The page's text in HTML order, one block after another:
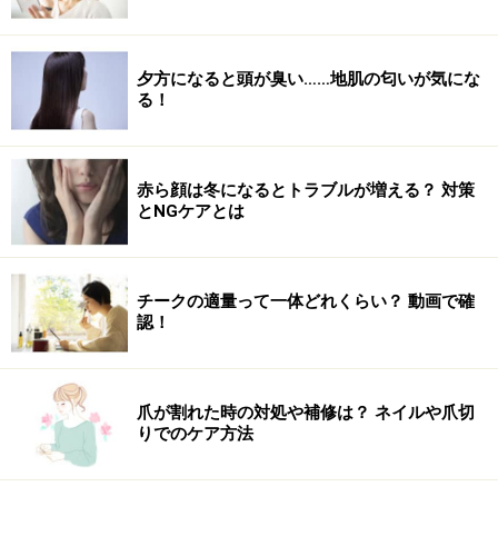
夕方になると頭が臭い……地肌の匂いが気にな
る！
赤ら顔は冬になるとトラブルが増える？ 対策
とNGケアとは
チークの適量って一体どれくらい？ 動画で確
認！
爪が割れた時の対処や補修は？ ネイルや爪切
りでのケア方法